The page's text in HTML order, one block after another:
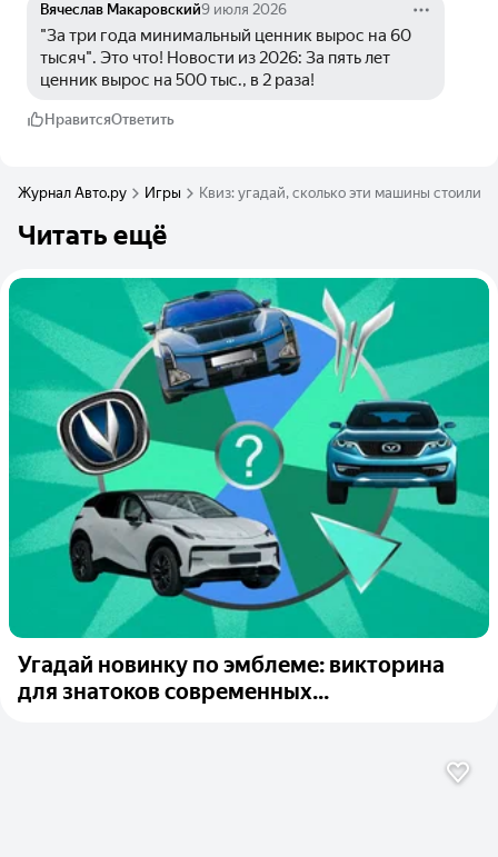
Вячеслав Макаровский9 июля 2026
"За три года минимальный ценник вырос на 60
тысяч". Это что! Новости из 2026: За пять лет
ценник вырос на 500 тыс., в 2 раза!
НравитсяОтветить
Журнал Авто.ру Игры Квиз: угадай, сколько эти машины стоили
Читать ещё
Угадай новинку по эмблеме: викторина
для знатоков современных...